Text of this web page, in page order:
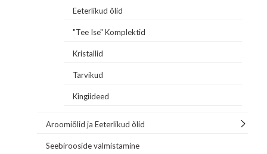
Eeterlikud õlid
"Tee Ise" Komplektid
Kristallid
Tarvikud
Kingiideed
Aroomiõlid ja Eeterlikud õlid
Seebirooside valmistamine